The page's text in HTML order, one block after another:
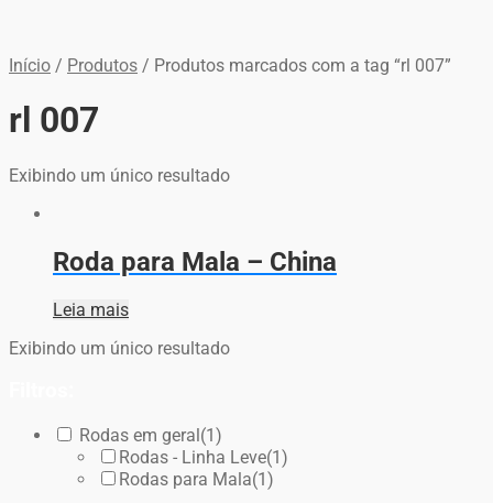
Início / Produtos / Produtos marcados com a tag “rl 007”
rl 007
Exibindo um único resultado
Roda para Mala – China
Leia mais
Exibindo um único resultado
Rodas em geral(1)
Rodas - Linha Leve(1)
Rodas para Mala(1)